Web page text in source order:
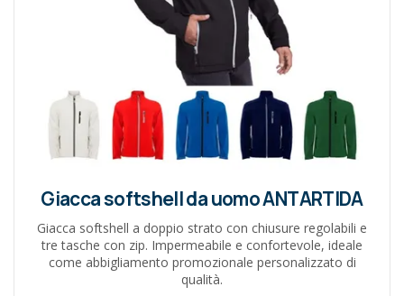
Giacca softshell da uomo ANTARTIDA
Giacca softshell a doppio strato con chiusure regolabili e
tre tasche con zip. Impermeabile e confortevole, ideale
come abbigliamento promozionale personalizzato di
qualità.